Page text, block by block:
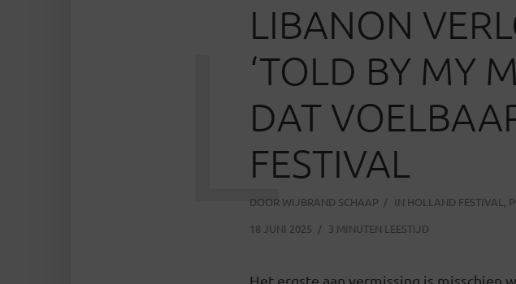
LIBANON
‘TOLD BY MY
DAT
FESTIVAL
DOOR WIJBRAND SCHAAP IN HOLLAND FESTIVAL ,
18 JUNI 2025
3 MINUTEN LEESTIJD
L